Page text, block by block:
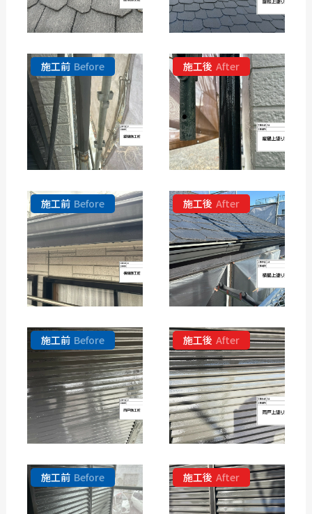
施工前 Before 施工後 After
施工前 Before 施工後 After
施工前 Before 施工後 After
施工前 Before 施工後 After